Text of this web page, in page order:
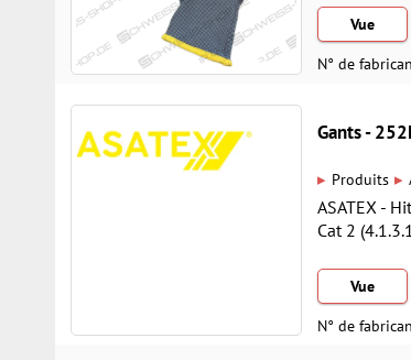
Vue
N° de
Gants -
▸ Produits ▸
ASATEX -
Cat 2
Vue
N° de